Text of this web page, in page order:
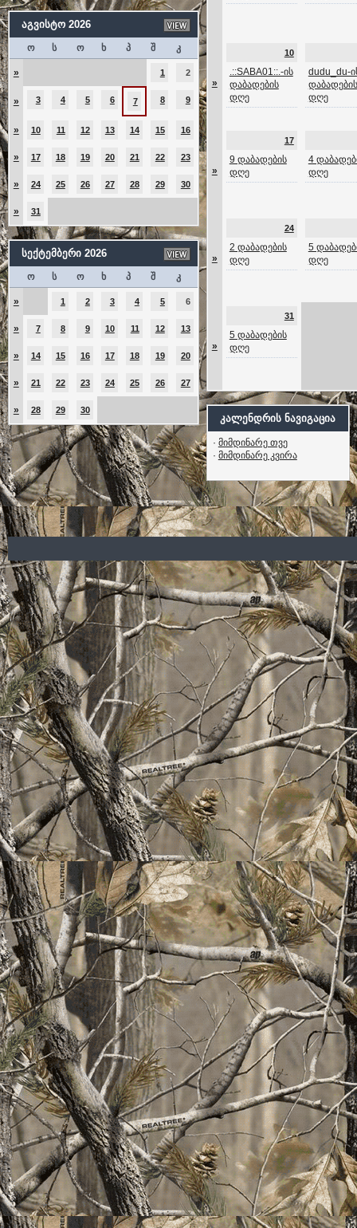
აგვისტო 2026
ო ს ო ხ პ შ კ
» 1 2
» 3 4 5 6 7 8 9
» 10 11 12 13 14 15 16
» 17 18 19 20 21 22 23
» 24 25 26 27 28 29 30
» 31
სექტემბერი 2026
ო ს ო ხ პ შ კ
» 1 2 3 4 5 6
» 7 8 9 10 11 12 13
» 14 15 16 17 18 19 20
» 21 22 23 24 25 26 27
» 28 29 30
»
10
.::SABA01::.-ის
დაბადების
დღე
dudu_du-
დაბადების
დღე
»
17
9 დაბადების
დღე
4
დღე
»
24
2 დაბადების
დღე
5
დღე
»
31
5 დაბადების
დღე
კალენდრის ნავიგაცია
· მიმდინარე თვე
· მიმდინარე კვირა